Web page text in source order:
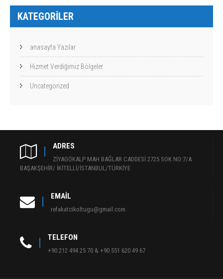
KATEGORILER
anasayfa Yazılar
Hizmet Verdiğimiz Bölgeler
Uncategorized
ADRES
ZİYAGÖKALP MAH BAĞLAR CADDESİ 2725 SOK NO:7/A
BAŞAKŞEHİR/ İKİTELLİ/İSTANBUL/TÜRKİYE
EMAIL
refakatcikoltugu@gmail.com
TELEFON
+90 212 494 25 70 & +90 551 620 49 67